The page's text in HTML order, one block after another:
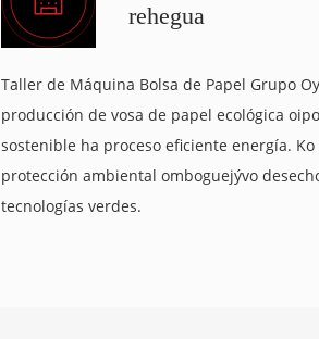
rehegua
Taller de Máquina Bolsa de Papel Grupo
producción de vosa de papel ecológica
sostenible ha proceso eficiente energía.
protección ambiental omboguejývo
tecnologías verdes.